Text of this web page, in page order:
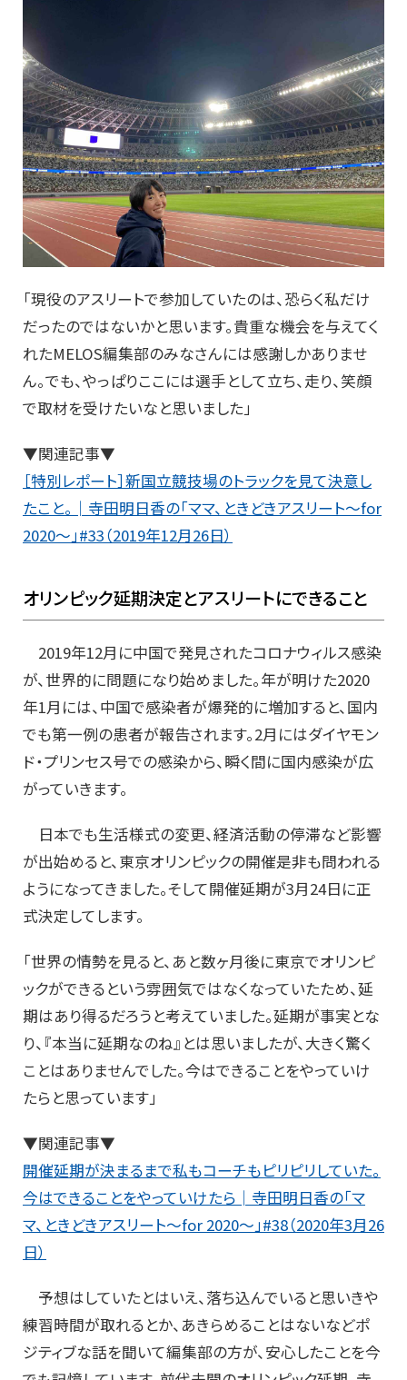
「現役のアスリートで参加していたのは、恐らく私だけ
だったのではないかと思います。貴重な機会を与えてく
れたMELOS編集部のみなさんには感謝しかありませ
ん。でも、やっぱりここには選手として立ち、走り、笑顔
で取材を受けたいなと思いました」
▼関連記事▼
［特別レポート］新国立競技場のトラックを見て決意し
たこと。│寺田明日香の「ママ、ときどきアスリート～for
2020～」#33（2019年12月26日）
オリンピック延期決定とアスリートにできること
2019年12月に中国で発見されたコロナウィルス感染
が、世界的に問題になり始めました。年が明けた2020
年1月には、中国で感染者が爆発的に増加すると、国内
でも第一例の患者が報告されます。2月にはダイヤモン
ド・プリンセス号での感染から、瞬く間に国内感染が広
がっていきます。
日本でも生活様式の変更、経済活動の停滞など影響
が出始めると、東京オリンピックの開催是非も問われる
ようになってきました。そして開催延期が3月24日に正
式決定してします。
「世界の情勢を見ると、あと数ヶ月後に東京でオリンピ
ックができるという雰囲気ではなくなっていたため、延
期はあり得るだろうと考えていました。延期が事実とな
り、『本当に延期なのね』とは思いましたが、大きく驚く
ことはありませんでした。今はできることをやっていけ
たらと思っています」
▼関連記事▼
開催延期が決まるまで私もコーチもピリピリしていた。
今はできることをやっていけたら│寺田明日香の「マ
マ、ときどきアスリート～for 2020～」#38（2020年3月26
日）
予想はしていたとはいえ、落ち込んでいると思いきや
練習時間が取れるとか、あきらめることはないなどポ
ジティブな話を聞いて編集部の方が、安心したことを今